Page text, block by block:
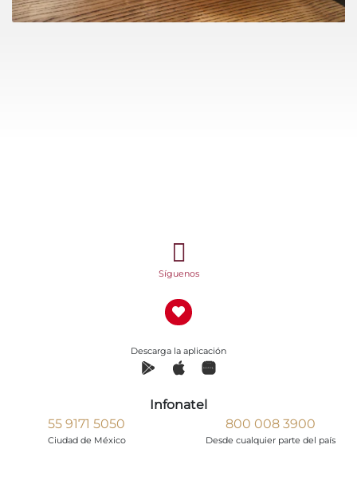
Síguenos
Descarga la aplicación
Infonatel
55 9171 5050
Ciudad de México
800 008 3900
Desde cualquier parte del país